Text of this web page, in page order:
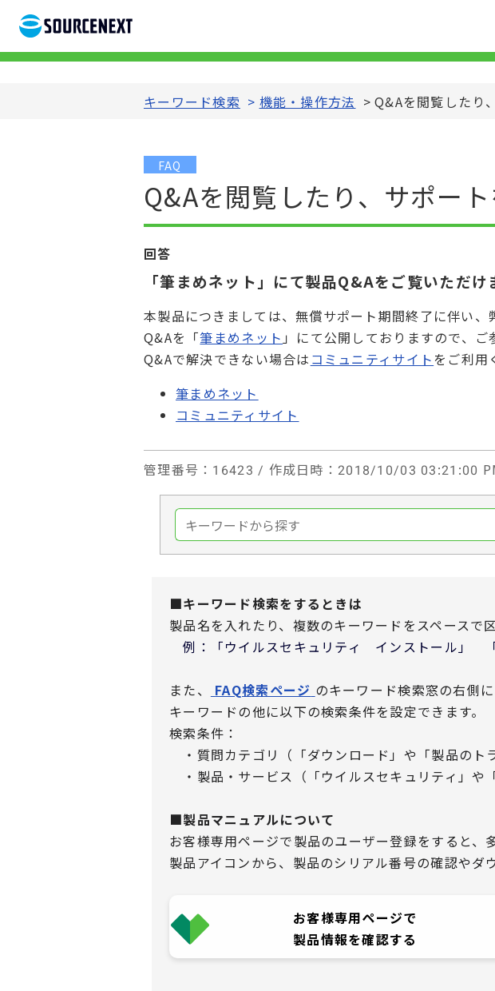
キーワード検索 > 機能・操作方法 > Q&Aを閲覧したり
FAQ
Q&Aを閲覧したり、サポー
回答
「筆まめネット」にて製品Q&Aをご覧いただけ
本製品につきましては、無償サポート期間終了に伴い
Q&Aを「筆まめネット 」にて公開しておりますので、ご
Q&Aで解決できない場合は コミュニティサイトをご利用
筆まめネット
コミュニティサイト
管理番号 ：16423 / 作成日時 ：2018/10/03 03:21:00
■キーワード検索をするときは
製品名を入れたり、複数のキーワードをスペースで
例：「ウイルスセキュリティ インストール」
また、 FAQ検索ページ のキーワード検索窓の右側
キーワードの他に以下の検索条件を設定できます。
検索条件：
・質問カテゴリ（「ダウンロード」や「製品のト
・製品・サービス（「ウイルスセキュリティ」や
■製品マニュアルについて
お客様専用ページで製品のユーザー登録をすると
製品アイコンから、製品のシリアル番号の確認やダ
お客様専用ページで
製品情報を確認する